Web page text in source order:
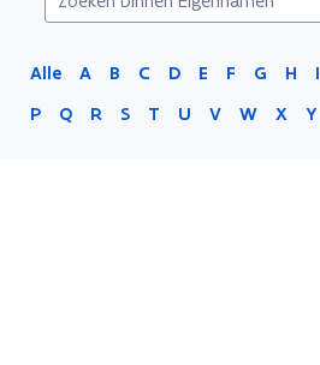
Alle A B C D E F G H I
P
Q R S T U V W X Y